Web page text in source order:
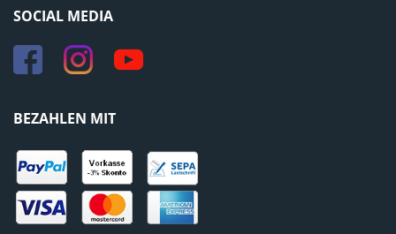
SOCIAL MEDIA
BEZAHLEN MIT